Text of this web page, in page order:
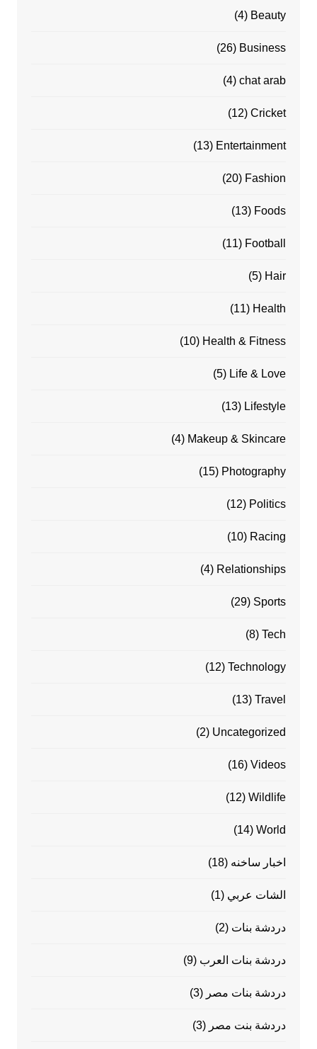
Beauty
(4)
Business
(26)
chat arab
(4)
Cricket
(12)
Entertainment
(13)
Fashion
(20)
Foods
(13)
Football
(11)
Hair
(5)
Health
(11)
Health & Fitness
(10)
Life & Love
(5)
Lifestyle
(13)
Makeup & Skincare
(4)
Photography
(15)
Politics
(12)
Racing
(10)
Relationships
(4)
Sports
(29)
Tech
(8)
Technology
(12)
Travel
(13)
Uncategorized
(2)
Videos
(16)
Wildlife
(12)
World
(14)
اخبار ساخنه (18)
الشات عربي (1)
دردشة بنات (2)
دردشة بنات العرب (9)
دردشة بنات مصر (3)
دردشة بنت مصر (3)